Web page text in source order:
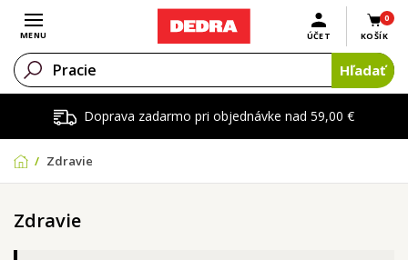
Doprava zadarmo pri objednávke nad 59,00 €
Otvoriť menu
MENU
0
KOŠÍK
ÚČET
Hľadať
Zdravie
Zdravie